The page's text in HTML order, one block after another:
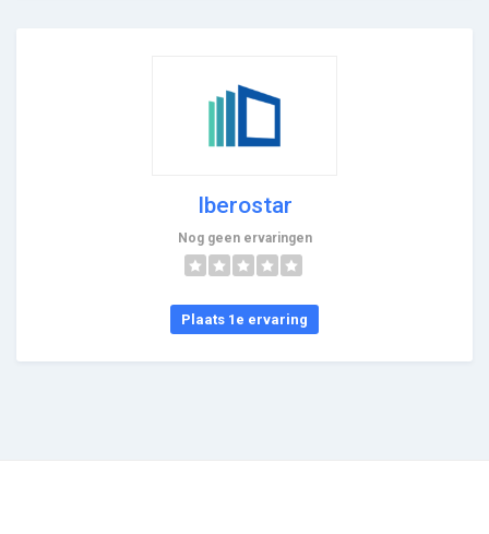
Iberostar
Nog geen ervaringen
Plaats 1e ervaring